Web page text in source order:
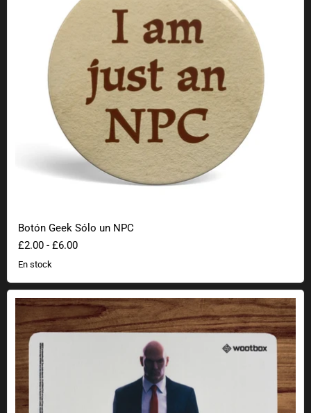
Botón Geek Sólo un NPC
£2.00 - £6.00
En stock
Alfombrilla de ratón Hitman